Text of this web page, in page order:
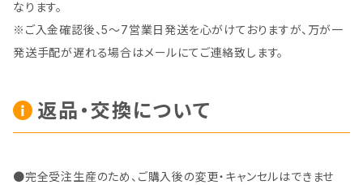
なります。
※ご入金確認後、5～7営業日発送を心がけておりますが、万が一
発送手配が遅れる場合はメールにてご連絡致します。
返品・交換について
●完全受注生産のため、ご購入後の変更・キャンセルはできませ